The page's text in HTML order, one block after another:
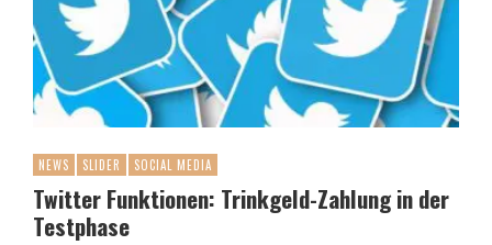
NEWS SLIDER SOCIAL MEDIA
Twitter Funktionen: Trinkgeld-Zahlung in der
Testphase